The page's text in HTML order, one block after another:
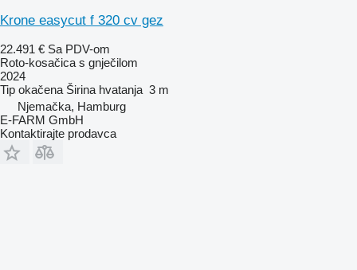
Krone easycut f 320 cv gez
22.491 € Sa PDV-om
Roto-kosačica s gnječilom
2024
Tip okačena Širina hvatanja 3 m
Njemačka, Hamburg
E-FARM GmbH
Kontaktirajte prodavca